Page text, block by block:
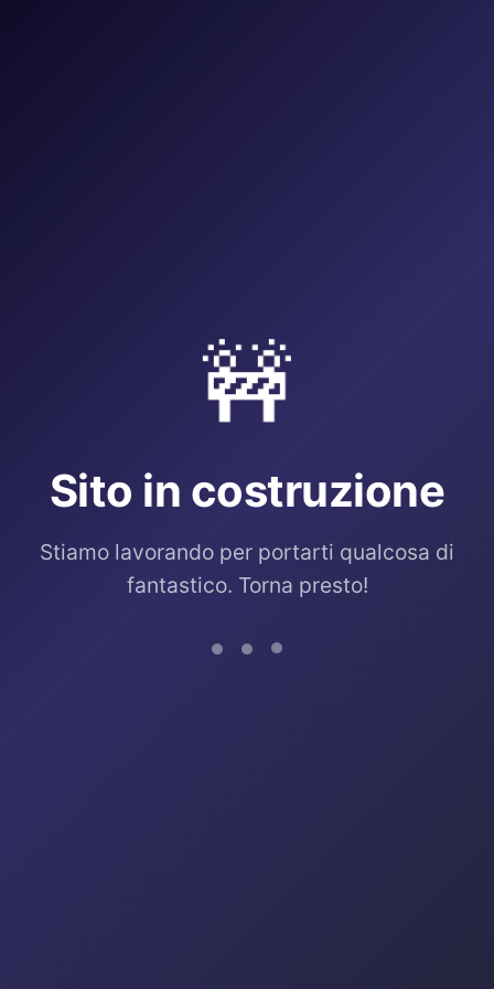
🚧
Sito in costruzione
Stiamo lavorando per portarti qualcosa di
fantastico. Torna presto!